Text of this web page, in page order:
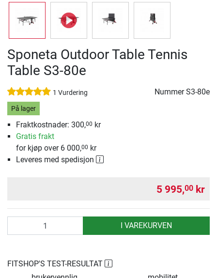
Sponeta Outdoor Table Tennis
Table S3-80e
1 Vurdering NummerS3-80e
På lager
Fraktkostnader: 300,00 kr
Gratis frakt
for kjøp over 6 000,00 kr
Leveres med spedisjon
5 995,00 kr
I VAREKURVEN
FITSHOP'S TEST-RESULTAT